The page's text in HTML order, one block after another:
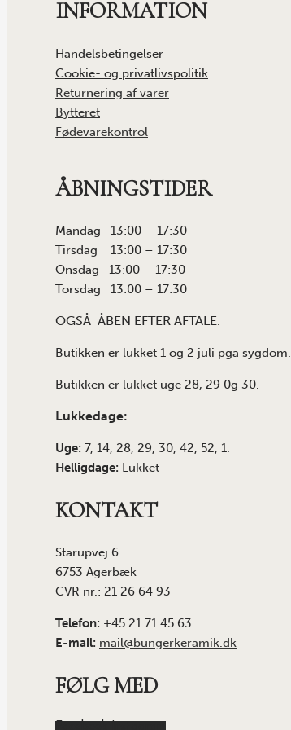
INFORMATION
Handelsbetingelser
Cookie- og privatlivspolitik
Returnering af varer
Bytteret
Fødevarekontrol
ÅBNINGSTIDER
Mandag 13:00 – 17:30
Tirsdag 13:00 – 17:30
Onsdag 13:00 – 17:30
Torsdag 13:00 – 17:30
OGSÅ ÅBEN EFTER AFTALE.
Butikken er lukket 1 og 2 juli pga sygdom.
Butikken er lukket uge 28, 29 0g 30.
Lukkedage:
Uge: 7, 14, 28, 29, 30, 42, 52, 1.
Helligdage: Lukket
KONTAKT
Starupvej 6
6753 Agerbæk
CVR nr.: 21 26 64 93
Telefon: +45 21 71 45 63
E-mail: mail@bungerkeramik.dk
FØLG MED